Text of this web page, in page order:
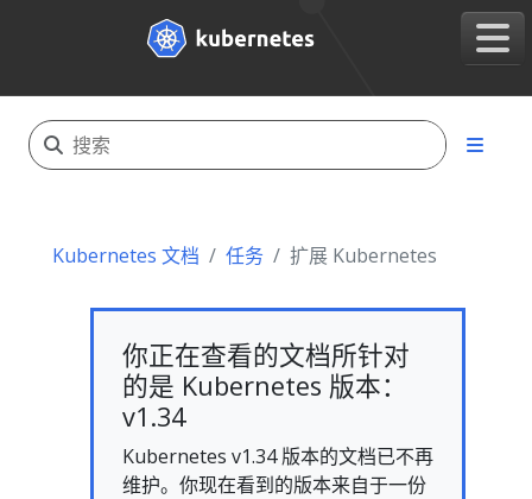
Kubernetes 文档 任务 扩展 Kubernetes
你正在查看的文档所针对
的是 Kubernetes 版本：
v1.34
Kubernetes v1.34 版本的文档已不再
维护。你现在看到的版本来自于一份